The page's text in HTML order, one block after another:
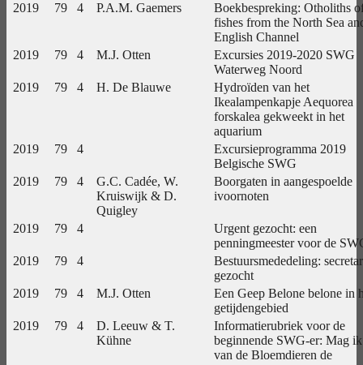
2019
79 4 P.A.M. Gaemers
Boekbespreking: Otholiths
fishes from the North Sea
English Channel
2019
79 4 M.J. Otten
Excursies 2019-2020 SWG
Waterweg Noord
2019
79 4 H. De Blauwe
Hydroïden van het
Ikealampenkapje Aequorea
forskalea gekweekt in het
aquarium
2019
79 4
Excursieprogramma 2019
Belgische SWG
2019
79 4
G.C. Cadée, W.
Kruiswijk & D.
Quigley
Boorgaten in aangespoelde
ivoornoten
2019 79 4
Urgent gezocht: een
penningmeester voor de
2019
79 4
Bestuursmededeling:
gezocht
2019
79 4 M.J. Otten
Een Geep Belone belone in
getijdengebied
2019
79 4
D. Leeuw & T.
Kühne
Informatierubriek voor de
beginnende SWG-er: Mag ik
van de Bloemdieren de